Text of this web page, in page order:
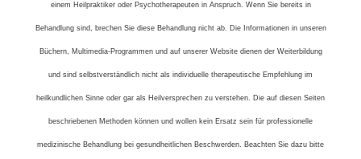
einem Heilpraktiker oder Psychotherapeuten in Anspruch. Wenn Sie bereits in
Behandlung sind, brechen Sie diese Behandlung nicht ab. Die Informationen in unseren
Büchern, Multimedia-Programmen und auf unserer Website dienen der Weiterbildung
und sind selbstverständlich nicht als individuelle therapeutische Empfehlung im
heilkundlichen Sinne oder gar als Heilversprechen zu verstehen. Die auf diesen Seiten
beschriebenen Methoden können und wollen kein Ersatz sein für professionelle
medizinische Behandlung bei gesundheitlichen Beschwerden. Beachten Sie dazu bitte